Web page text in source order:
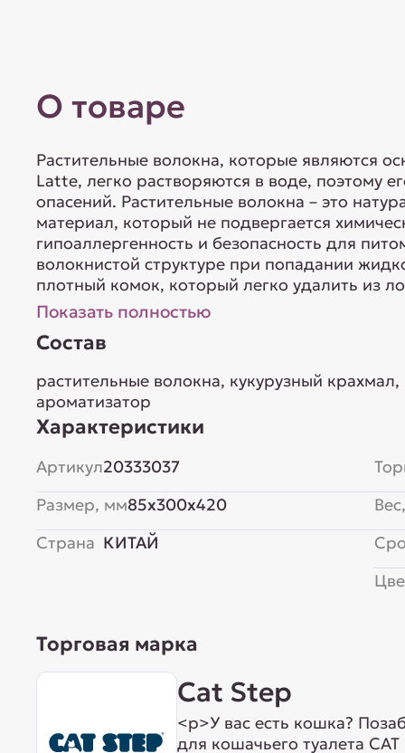
О товаре
Растительные волокна, которые являются
Latte, легко растворяются в воде, поэтому
опасений. Растительные волокна – это
материал, который не подвергается
гипоаллергенность и безопасность для
волокнистой структуре при попадании
плотный комок, который легко удалить из
Показать полностью
Состав
растительные волокна, кукурузный
ароматизатор
Характеристики
Артикул20333037
Размер, мм85x300x420
Страна КИТАЙ
Торговая марка
Cat Step
<p>У вас есть кошка?
для кошачьего туалета